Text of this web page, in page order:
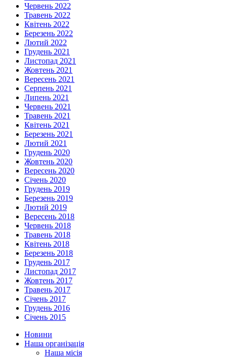
Червень 2022
Травень 2022
Квітень 2022
Березень 2022
Лютий 2022
Грудень 2021
Листопад 2021
Жовтень 2021
Вересень 2021
Серпень 2021
Липень 2021
Червень 2021
Травень 2021
Квітень 2021
Березень 2021
Лютий 2021
Грудень 2020
Жовтень 2020
Вересень 2020
Січень 2020
Грудень 2019
Березень 2019
Лютий 2019
Вересень 2018
Червень 2018
Травень 2018
Квітень 2018
Березень 2018
Грудень 2017
Листопад 2017
Жовтень 2017
Травень 2017
Січень 2017
Грудень 2016
Січень 2015
Новини
Наша організація
Наша місія